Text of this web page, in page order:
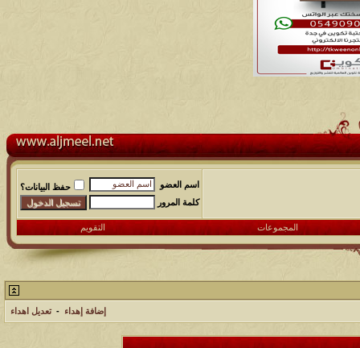
اسم العضو
حفظ البيانات؟
كلمة المرور
المجموعات التقويم
إضافة إهداء - تعديل اهداء